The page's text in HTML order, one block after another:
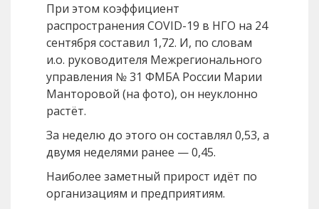
При этом коэффициент
распространения COVID-19 в НГО на 24
сентября составил 1,72. И, по словам
и.о. руководителя Межрегионального
управления № 31 ФМБА России Марии
Манторовой (на фото), он неуклонно
растёт.
За неделю до этого он составлял 0,53, а
двумя неделями ранее — 0,45.
Наиболее заметный прирост идёт по
организациям и предприятиям.